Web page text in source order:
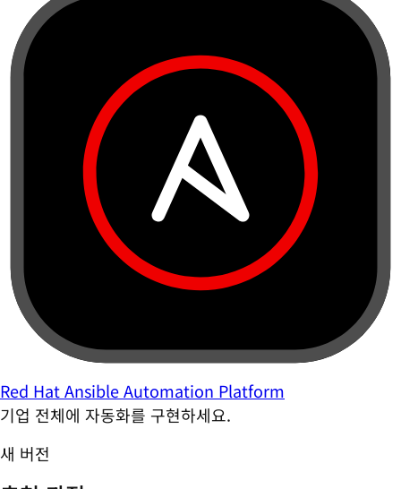
Red Hat Ansible Automation Platform
기업 전체에 자동화를 구현하세요.
새 버전